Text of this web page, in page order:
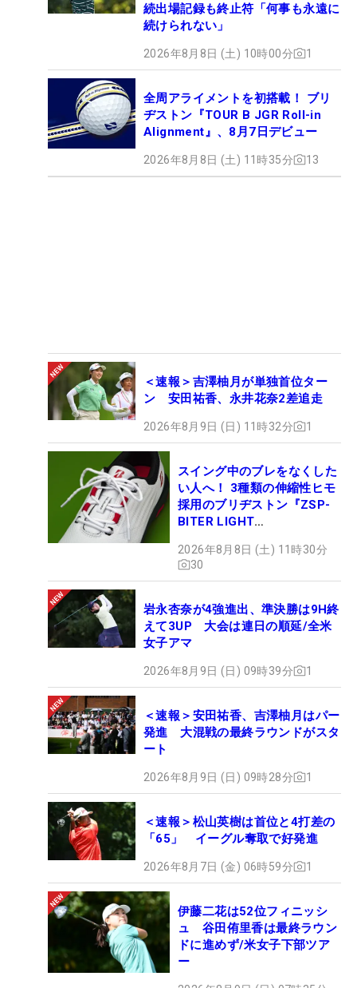
続出場記録も終止符「何事も永遠に
続けられない」
2026年8月8日 (土) 10時00分 1
全周アライメントを初搭載！ ブリ
ヂストン『TOUR B JGR Roll-in
Alignment』、8月7日デビュー
2026年8月8日 (土) 11時35分 13
＜速報＞吉澤柚月が単独首位ター
ン 安田祐香、永井花奈2差追走
2026年8月9日 (日) 11時32分 1
スイング中のブレをなくした
い人へ！ 3種類の伸縮性ヒモ
採用のブリヂストン『ZSP-
BITER LIGHT
ュー
2026年8月8日 (土) 11時30分
30
岩永杏奈が4強進出、準決勝は9H終
えて3UP 大会は連日の順延/全米
女子アマ
2026年8月9日 (日) 09時39分 1
＜速報＞安田祐香、吉澤柚月はパー
発進 大混戦の最終ラウンドがスタ
ート
2026年8月9日 (日) 09時28分 1
＜速報＞松山英樹は首位と4打差の
「65」 イーグル奪取で好発進
2026年8月7日 (金) 06時59分 1
伊藤二花は52位フィニッシ
ュ 谷田侑里香は最終ラウン
ドに進めず/米女子下部ツア
ー